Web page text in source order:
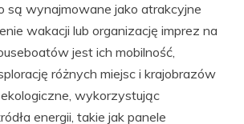
są wynajmowane jako atrakcyjne
wakacji lub organizację imprez na
jest ich mobilność,
różnych miejsc i krajobrazów
wykorzystując
energii, takie jak panele